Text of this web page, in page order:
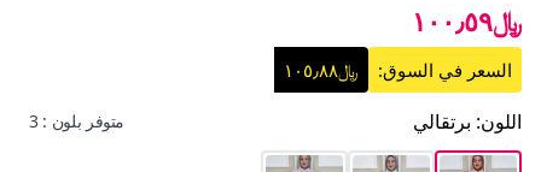
﷼١٠٠٫٥٩
السعر في السوق: ﷼١٠٥٫٨٨
اللون: برتقالي متوفر بلون : 3